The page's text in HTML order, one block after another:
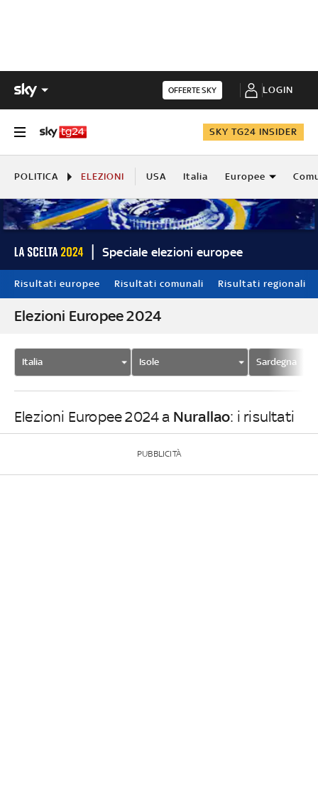
OFFERTE SKY LOGIN
SKY TG24 INSIDER
POLITICA ELEZIONI USA Italia Europee
Speciale elezioni europee
Risultati europee Risultati comunali Risultati regionali
Elezioni Europee 2024
Italia Isole Sardegna
Elezioni Europee 2024 a Nurallao: i risultati
PUBBLICITÀ